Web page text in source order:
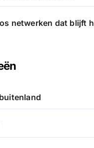
netwerken dat blijft